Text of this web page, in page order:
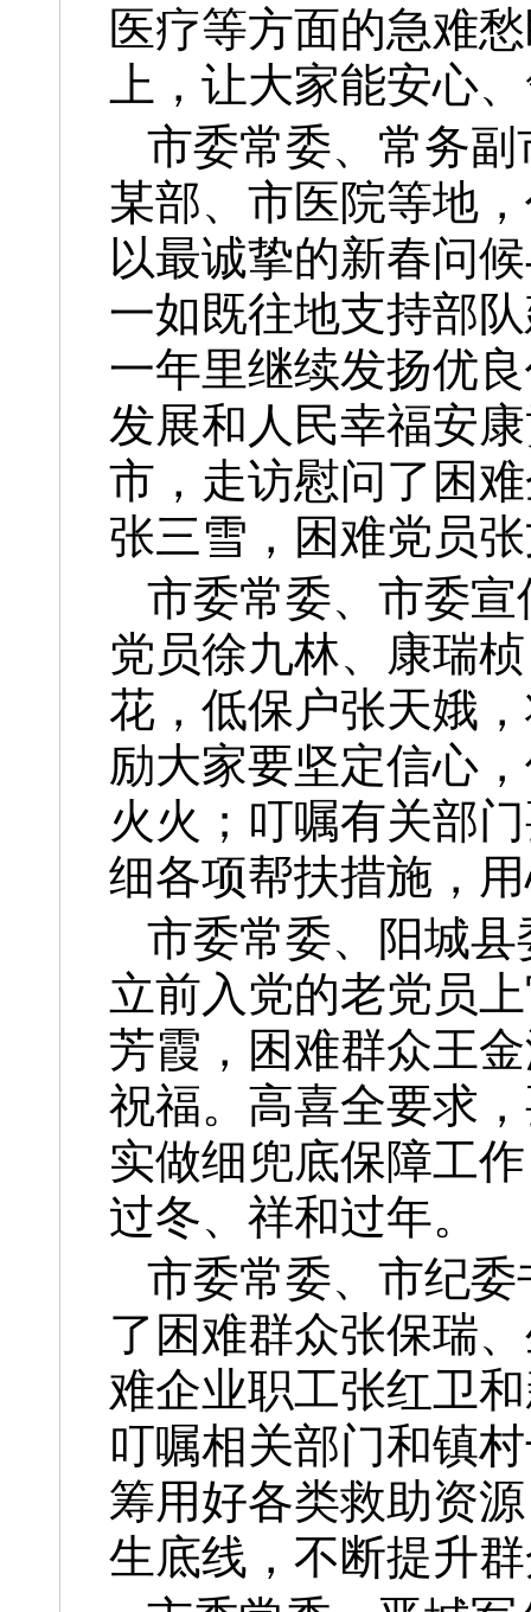
医疗等方面的急难
上，让大家能安心
市委常委、常务
某部、市医院等地
以最诚挚的新春问
一如既往地支持部
一年里继续发扬优
发展和人民幸福安
市，走访慰问了困
张三雪，困难党员
市委常委、市委
党员徐九林、康瑞
花，低保户张天娥
励大家要坚定信心
火火；叮嘱有关部
细各项帮扶措施，
市委常委、阳城
立前入党的老党员
芳霞，困难群众王
祝福。高喜全要求
实做细兜底保障工
过冬、祥和过年。
市委常委、市纪
了困难群众张保瑞
难企业职工张红卫
叮嘱相关部门和镇
筹用好各类救助资
生底线，不断提升